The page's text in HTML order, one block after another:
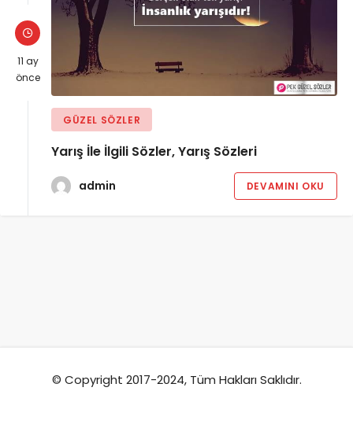
11 ay
önce
GÜZEL SÖZLER
Yarış İle İlgili Sözler, Yarış Sözleri
admin DEVAMINI OKU
© Copyright 2017-2024, Tüm Hakları Saklıdır.